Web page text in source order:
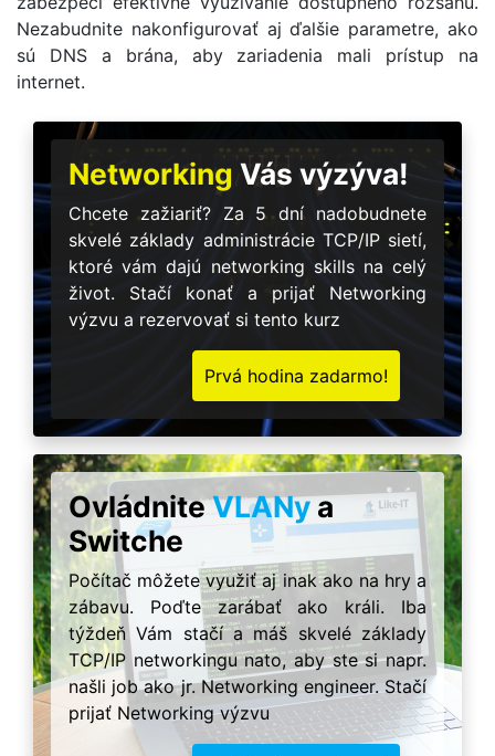
Nezabudnite nakonfigurovať aj ďalšie parametre, ako
sú DNS a brána, aby zariadenia mali prístup na
internet.
Networking Vás výzýva!
Chcete zažiariť? Za 5 dní nadobudnete
skvelé základy administrácie TCP/IP sietí,
ktoré vám dajú networking skills na celý
život. Stačí konať a prijať Networking
výzvu a rezervovať si tento kurz
Prvá hodina zadarmo!
OvládniteVLANya
Switche
Počítač môžete využiť aj inak ako na hry a
zábavu. Poďte zarábať ako králi. Iba
týždeň Vám stačí a máš skvelé základy
TCP/IP networkingu nato, aby ste si napr.
našli job ako jr. Networking engineer. Stačí
prijať Networking výzvu